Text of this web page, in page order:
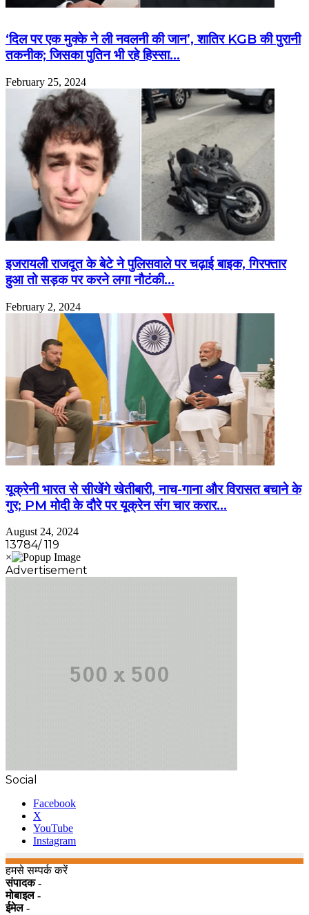
‘दिल पर एक मुक्के ने ली नवलनी की जान’, शातिर KGB की पुरानी
तकनीक; जिसका पुतिन भी रहे हिस्सा…
February 25, 2024
इजरायली राजदूत के बेटे ने पुलिसवाले पर चढ़ाई बाइक, गिरफ्तार
हुआ तो सड़क पर करने लगा नौटंकी…
February 2, 2024
यूक्रेनी भारत से सीखेंगे खेतीबारी, नाच-गाना और विरासत बचाने के
गुर; PM मोदी के दौरे पर यूक्रेन संग चार करार…
August 24, 2024
13784/ 119
Advertisement
Social
Facebook
X
YouTube
Instagram
हमसे सम्पर्क करें
संपादक -
मोबाइल -
ईमेल -